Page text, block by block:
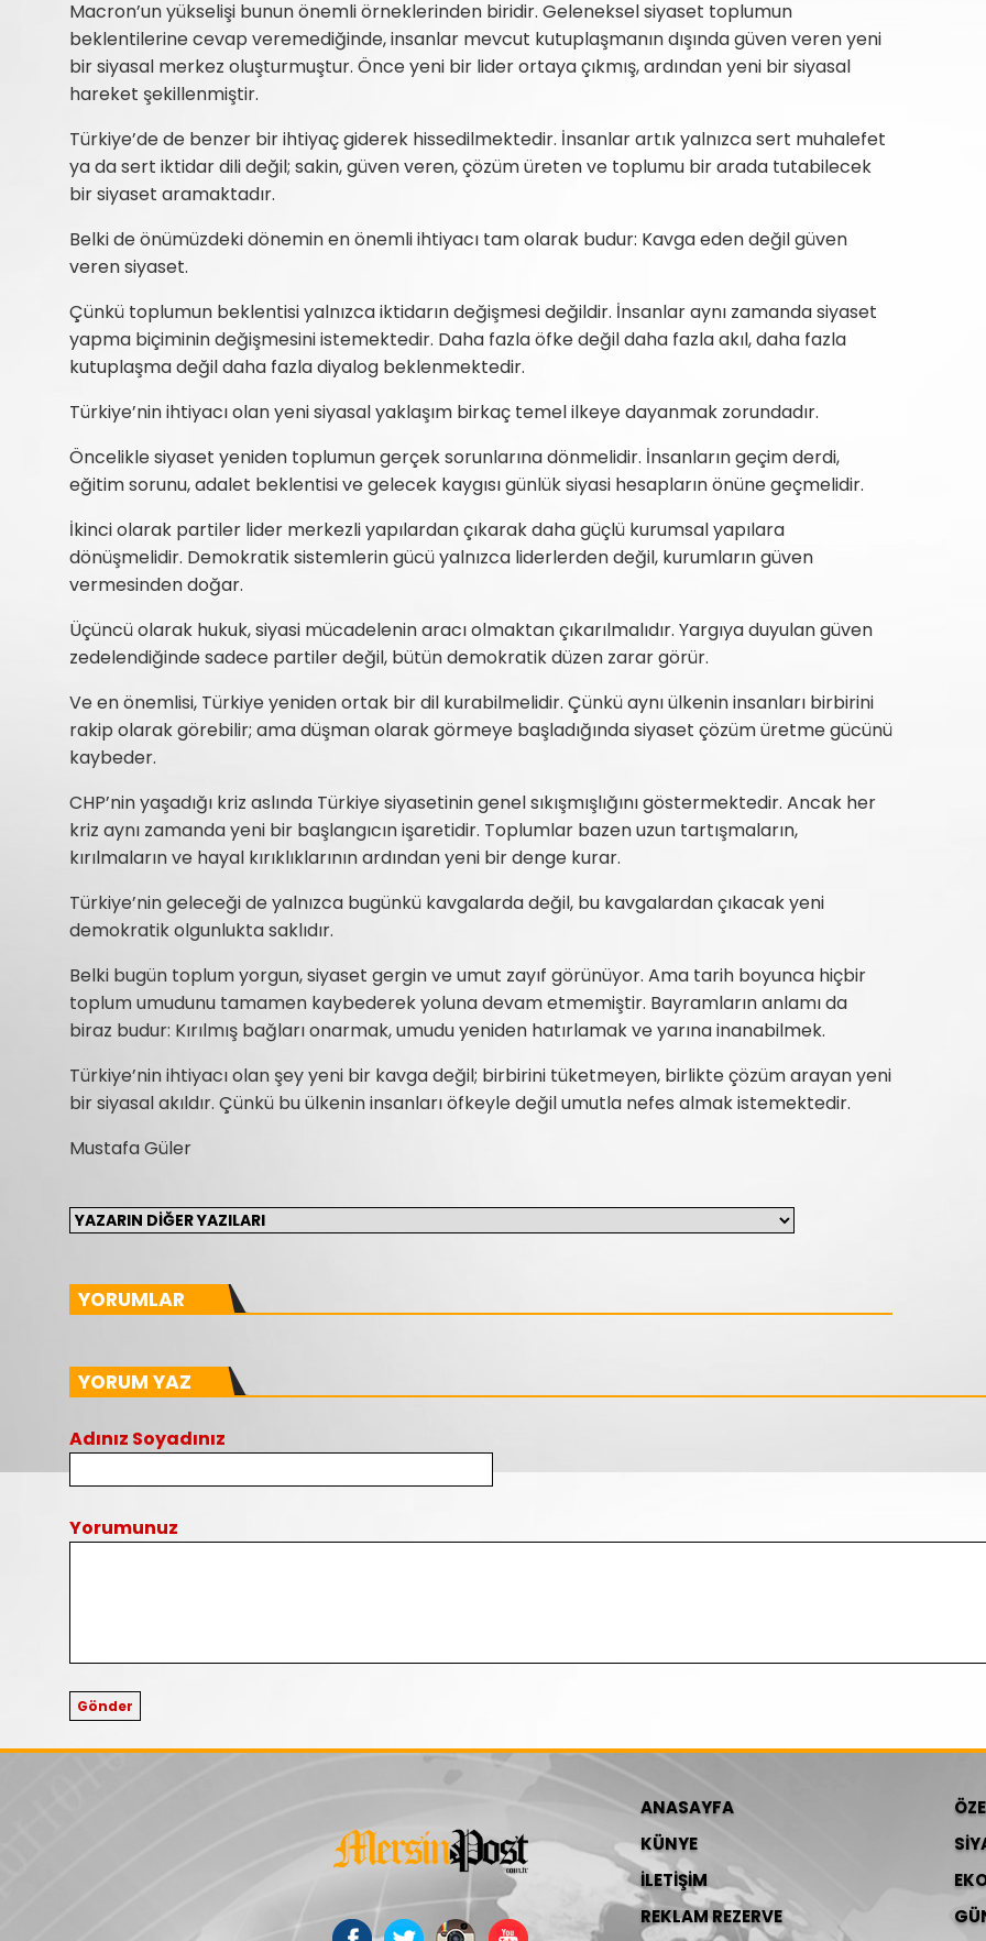
Macron’un yükselişi bunun önemli örneklerinden biridir. Geleneksel siyaset toplumun
beklentilerine cevap veremediğinde, insanlar mevcut kutuplaşmanın dışında güven veren yeni
bir siyasal merkez oluşturmuştur. Önce yeni bir lider ortaya çıkmış, ardından yeni bir siyasal
hareket şekillenmiştir.
Türkiye’de de benzer bir ihtiyaç giderek hissedilmektedir. İnsanlar artık yalnızca sert muhalefet
ya da sert iktidar dili değil; sakin, güven veren, çözüm üreten ve toplumu bir arada tutabilecek
bir siyaset aramaktadır.
Belki de önümüzdeki dönemin en önemli ihtiyacı tam olarak budur: Kavga eden değil güven
veren siyaset.
Çünkü toplumun beklentisi yalnızca iktidarın değişmesi değildir. İnsanlar aynı zamanda siyaset
yapma biçiminin değişmesini istemektedir. Daha fazla öfke değil daha fazla akıl, daha fazla
kutuplaşma değil daha fazla diyalog beklenmektedir.
Türkiye’nin ihtiyacı olan yeni siyasal yaklaşım birkaç temel ilkeye dayanmak zorundadır.
Öncelikle siyaset yeniden toplumun gerçek sorunlarına dönmelidir. İnsanların geçim derdi,
eğitim sorunu, adalet beklentisi ve gelecek kaygısı günlük siyasi hesapların önüne geçmelidir.
İkinci olarak partiler lider merkezli yapılardan çıkarak daha güçlü kurumsal yapılara
dönüşmelidir. Demokratik sistemlerin gücü yalnızca liderlerden değil, kurumların güven
vermesinden doğar.
Üçüncü olarak hukuk, siyasi mücadelenin aracı olmaktan çıkarılmalıdır. Yargıya duyulan güven
zedelendiğinde sadece partiler değil, bütün demokratik düzen zarar görür.
Ve en önemlisi, Türkiye yeniden ortak bir dil kurabilmelidir. Çünkü aynı ülkenin insanları birbirini
rakip olarak görebilir; ama düşman olarak görmeye başladığında siyaset çözüm üretme gücünü
kaybeder.
CHP’nin yaşadığı kriz aslında Türkiye siyasetinin genel sıkışmışlığını göstermektedir. Ancak her
kriz aynı zamanda yeni bir başlangıcın işaretidir. Toplumlar bazen uzun tartışmaların,
kırılmaların ve hayal kırıklıklarının ardından yeni bir denge kurar.
Türkiye’nin geleceği de yalnızca bugünkü kavgalarda değil, bu kavgalardan çıkacak yeni
demokratik olgunlukta saklıdır.
Belki bugün toplum yorgun, siyaset gergin ve umut zayıf görünüyor. Ama tarih boyunca hiçbir
toplum umudunu tamamen kaybederek yoluna devam etmemiştir. Bayramların anlamı da
biraz budur: Kırılmış bağları onarmak, umudu yeniden hatırlamak ve yarına inanabilmek.
Türkiye’nin ihtiyacı olan şey yeni bir kavga değil; birbirini tüketmeyen, birlikte çözüm arayan yeni
bir siyasal akıldır. Çünkü bu ülkenin insanları öfkeyle değil umutla nefes almak istemektedir.
Mustafa Güler
YORUMLAR
YORUM YAZ
Adınız Soyadınız
Yorumunuz
ANASAYFA
KÜNYE
İLETİŞİM
REKLAM REZERVE